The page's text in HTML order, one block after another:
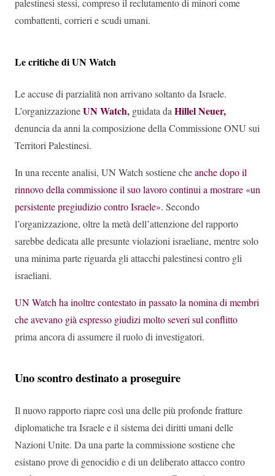
palestinesi stessi, compreso il reclutamento di minori come
combattenti, corrieri e scudi umani.
Le critiche di UN Watch
Le accuse di parzialità non arrivano soltanto da Israele.
L’organizzazioneUN Watch, guidata daHillel Neuer,
denuncia da anni la composizione della Commissione ONU sui
Territori Palestinesi.
In una recente analisi, UN Watch sostiene cheanche dopo il
rinnovo della commissione il suo lavoro continui a mostrare «un
persistente pregiudizio contro Israele». Secondo
l’organizzazione, oltre la metà dell’attenzione del rapporto
sarebbe dedicata alle presunte violazioni israeliane, mentre solo
una minima parte riguarda gli attacchi palestinesi contro gli
israeliani.
UN Watch ha inoltre contestato in passato la nomina di membri
che avevano già espresso giudizi molto severi sul conflitto
prima ancora di assumere il ruolo di investigatori.
Uno scontro destinato a proseguire
Il nuovo rapporto riapre così una delle più profonde fratture
diplomatiche tra Israele e il sistema dei diritti umani delle
Nazioni Unite. Da una parte la commissione sostiene che
esistano prove di genocidio e di un deliberato attacco contro